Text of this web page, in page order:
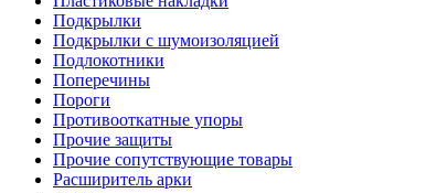
Подкрылки
Подкрылки с шумоизоляцией
Подлокотники
Поперечины
Пороги
Противооткатные упоры
Прочие защиты
Прочие сопутствующие товары
Расширитель арки